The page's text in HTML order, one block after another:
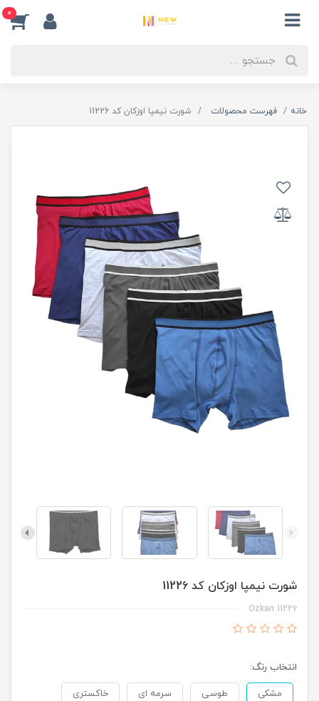
0
خانه فهرست محصولات شورت نیمپا اوزکان کد 11226
شورت نیمپا اوزکان کد 11226
Ozkan 11226
انتخاب رنگ:
مشکی طوسی سرمه ای خاکستری